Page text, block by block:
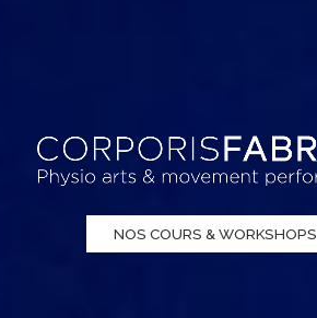
NOS COURS & WORKSHOPS